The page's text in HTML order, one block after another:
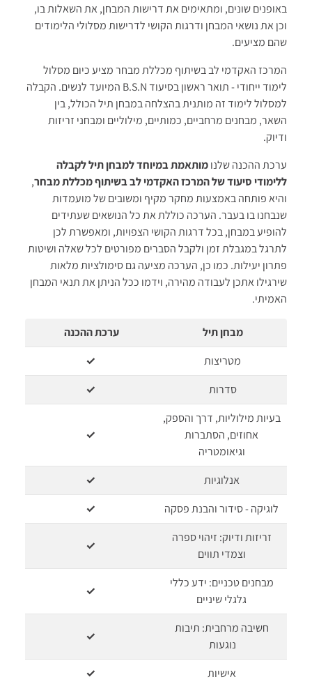
באופנים שונים, ומתאימים את דרישות המבחן, את השאלות בו,
וכן את נושאי המבחן ודרגות הקושי לדרישות מסלולי הלימודים
שהם מציעים.
המרכז האקדמי לב בשיתוף מכללת מבחר מציע כיום מסלול
לימוד ייחודי - תואר ראשון בסיעוד B.S.N המיועד לנשים. הקבלה
למסלול לימוד זה מותנית בהצלחה במבחן תיל הכולל, בין
השאר, מבחנים מרחביים, כמותיים, מילוליים ומבחני זריזות
ודיוק.
ערכת ההכנה שלנומותאמת במיוחדלמבחן תיל לקבלה
ללימודי סיעוד של המרכז האקדמי לב בשיתוף מכללת מבחר,
והיא פותחה באמצעות מחקר מקיף ומשובים של מועמדות
שנבחנו בו בעבר. הערכה כוללת את כל הנושאים שעתידים
להופיע במבחן, בכל דרגות הקושי הצפויות, ומאפשרת לכן
לתרגל במגבלת זמן ולקבל הסברים מפורטים לכל שאלה ושיטות
פתרון יעילות. כמו כן, הערכה מציעה גם סימולציות מלאות
שירגילו אתכן לעבודה מהירה, וידמו ככל הניתן את תנאי המבחן
האמיתי.
מבחן תיל
ערכת ההכנה
מטריצות
✓
סדרות
✓
בעיות מילוליות, דרך והספק,
אחוזים, הסתברות
וגיאומטריה
✓
אנלוגיות
✓
לוגיקה - סידור והבנת פסקה
✓
זריזות ודיוק: זיהוי ספרה
וצמדי תווים
✓
מבחנים טכניים: ידע כללי
גלגלי שיניים
✓
חשיבה מרחבית: תיבות
נוגעות
✓
אישיות ✓